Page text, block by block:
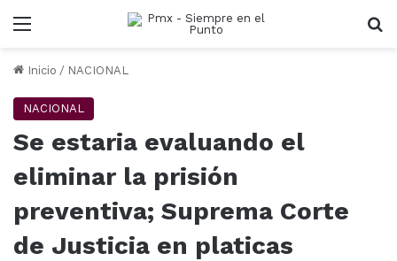
Menu
Inicio / NACIONAL
NACIONAL
Se estaria evaluando el
eliminar la prisión
preventiva; Suprema Corte
de Justicia en platicas